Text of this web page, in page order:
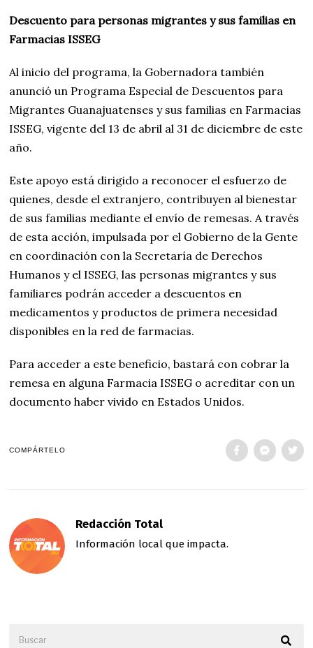
Descuento para personas migrantes y sus familias en
Farmacias ISSEG
Al inicio del programa, la Gobernadora también
anunció un Programa Especial de Descuentos para
Migrantes Guanajuatenses y sus familias en Farmacias
ISSEG, vigente del 13 de abril al 31 de diciembre de este
año.
Este apoyo está dirigido a reconocer el esfuerzo de
quienes, desde el extranjero, contribuyen al bienestar
de sus familias mediante el envío de remesas. A través
de esta acción, impulsada por el Gobierno de la Gente
en coordinación con la Secretaría de Derechos
Humanos y el ISSEG, las personas migrantes y sus
familiares podrán acceder a descuentos en
medicamentos y productos de primera necesidad
disponibles en la red de farmacias.
Para acceder a este beneficio, bastará con cobrar la
remesa en alguna Farmacia ISSEG o acreditar con un
documento haber vivido en Estados Unidos.
COMPÁRTELO
Redacción Total
Información local que impacta.